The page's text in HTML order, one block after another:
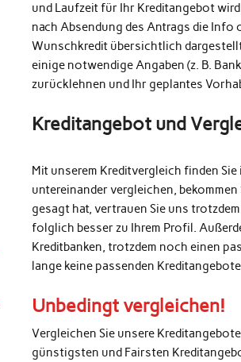
und Laufzeit für Ihr Kreditangebot
nach Absendung des Antrags die
Wunschkredit übersichtlich
einige notwendige Angaben (z. B.
zurücklehnen und Ihr geplantes
Kreditangebot und
Mit unserem Kreditvergleich finden
untereinander vergleichen,
gesagt hat, vertrauen Sie uns
folglich besser zu Ihrem Profil.
Kreditbanken, trotzdem noch einen
lange keine passenden
Unbedingt vergleichen!
Vergleichen Sie unsere
günstigsten und Fairsten